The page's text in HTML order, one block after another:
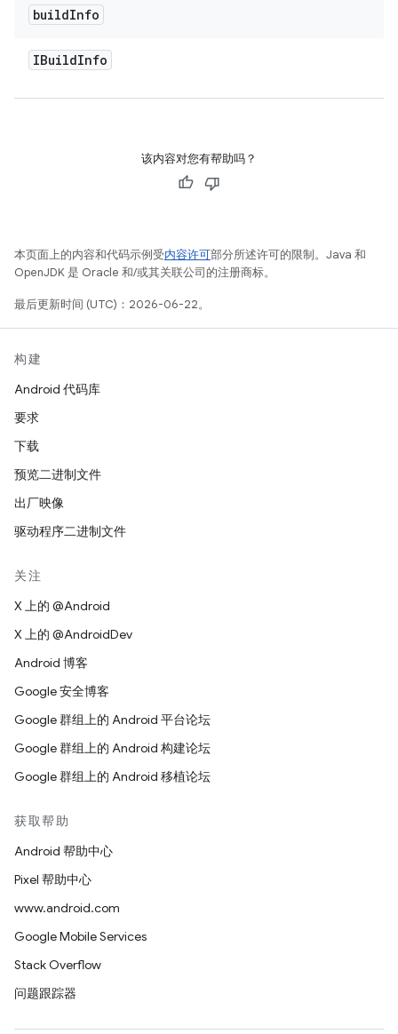
buildInfo
IBuildInfo
该内容对您有帮助吗？
本页面上的内容和代码示例受内容许可部分所述许可的限制。Java 和
OpenJDK 是 Oracle 和/或其关联公司的注册商标。
最后更新时间 (UTC)：2026-06-22。
构建
Android 代码库
要求
下载
预览二进制文件
出厂映像
驱动程序二进制文件
关注
X 上的 @Android
X 上的 @AndroidDev
Android 博客
Google 安全博客
Google 群组上的 Android 平台论坛
Google 群组上的 Android 构建论坛
Google 群组上的 Android 移植论坛
获取帮助
Android 帮助中心
Pixel 帮助中心
www.android.com
Google Mobile Services
Stack Overflow
问题跟踪器